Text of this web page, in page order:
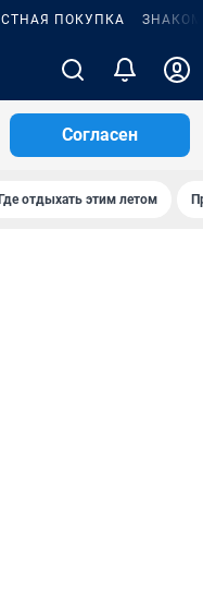
ПОКУПКА
Согласен
Где отдыхать этим летом